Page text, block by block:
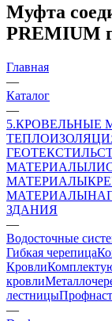
Муфта
PREMIUM
Главная
—
Каталог
—
5.КРОВЕЛЬНЫЕ
ГЕОТЕКСТИЛЬ
МАТЕРИАЛЫ
МАТЕРИАЛЫ
МАТЕРИАЛЫ
ЗДАНИЯ
—
Водосточные
Гибкая черепица
Кровли
кровли
лестницы
—